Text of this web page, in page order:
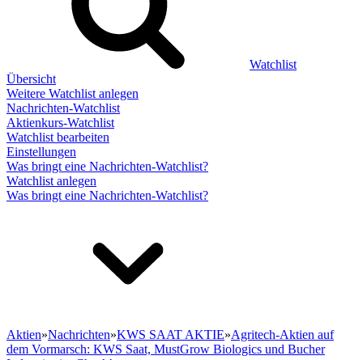
Watchlist
Übersicht
Weitere Watchlist anlegen
Nachrichten-Watchlist
Aktienkurs-Watchlist
Watchlist bearbeiten
Einstellungen
Was bringt eine Nachrichten-Watchlist?
Watchlist anlegen
Was bringt eine Nachrichten-Watchlist?
Aktien»Nachrichten»KWS SAAT AKTIE»Agritech-Aktien auf
dem Vormarsch: KWS Saat, MustGrow Biologics und Bucher